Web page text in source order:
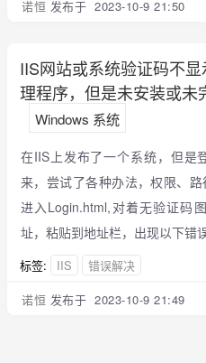
诺恒 发布于 2023-10-9 21:50
IIS网站或系统验证码不
理程序，但是未安装或未
Windows 系统
在IIS上发布了一个系统，但是
来，尝试了各种办法，权限、路
进入Login.html,对着无验证码
址，粘贴到地址栏，出现以下错误
标签: IIS
错误解决
诺恒 发布于 2023-10-9 21:49